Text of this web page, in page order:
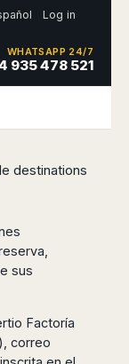
Log in
WHATSAPP 24/7
935 478 521
destinations
sus
Factoría
correo